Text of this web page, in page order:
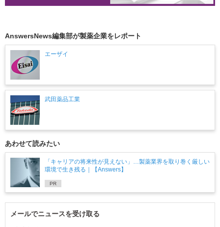
AnswersNews編集部が製薬企業をレポート
エーザイ
武田薬品工業
あわせて読みたい
「キャリアの将来性が見えない」…製薬業界を取り巻く厳しい
環境で生き残る｜【Answers】
PR
メールでニュースを受け取る